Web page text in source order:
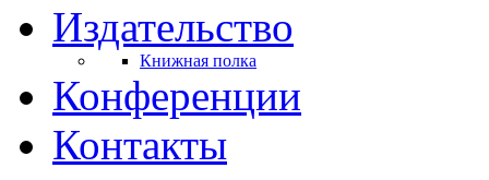
Издательство
Книжная полка
Конференции
Контакты